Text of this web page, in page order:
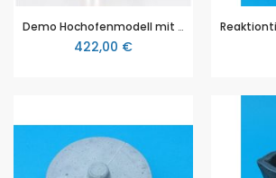
Demo Hochofenmodell mit Duran Schacht
422,00 €